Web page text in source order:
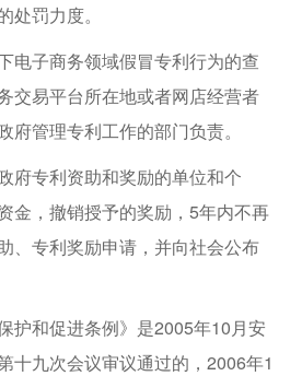
处罚力度。
子商务领域假冒专利行为的查
交易平台所在地或者网店经营者
府管理专利工作的部门负责。
专利资助和奖励的单位和个
金，撤销授予的奖励，5年内不再
、专利奖励申请，并向社会公布
和促进条例》是2005年10月安
十九次会议审议通过的，2006年1